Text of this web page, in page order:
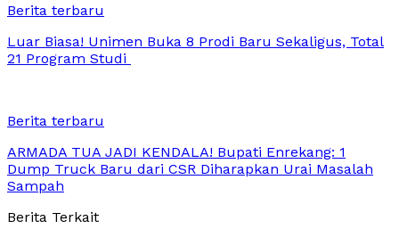
Berita terbaru
Luar Biasa! Unimen Buka 8 Prodi Baru Sekaligus, Total
21 Program Studi
Berita terbaru
ARMADA TUA JADI KENDALA! Bupati Enrekang: 1
Dump Truck Baru dari CSR Diharapkan Urai Masalah
Sampah
Berita Terkait